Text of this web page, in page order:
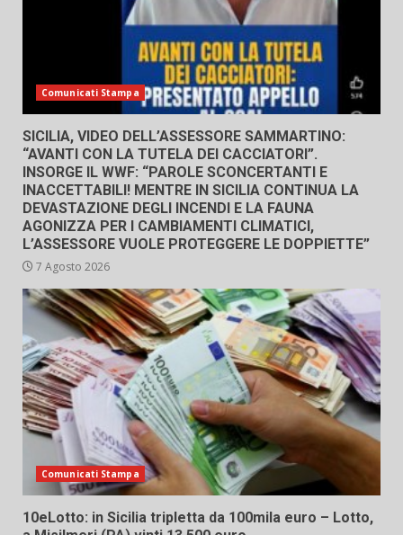
Comunicati Stampa
SICILIA, VIDEO DELL’ASSESSORE SAMMARTINO:
“AVANTI CON LA TUTELA DEI CACCIATORI”.
INSORGE IL WWF: “PAROLE SCONCERTANTI E
INACCETTABILI! MENTRE IN SICILIA CONTINUA LA
DEVASTAZIONE DEGLI INCENDI E LA FAUNA
AGONIZZA PER I CAMBIAMENTI CLIMATICI,
L’ASSESSORE VUOLE PROTEGGERE LE DOPPIETTE”
7 Agosto 2026
Comunicati Stampa
10eLotto: in Sicilia tripletta da 100mila euro – Lotto,